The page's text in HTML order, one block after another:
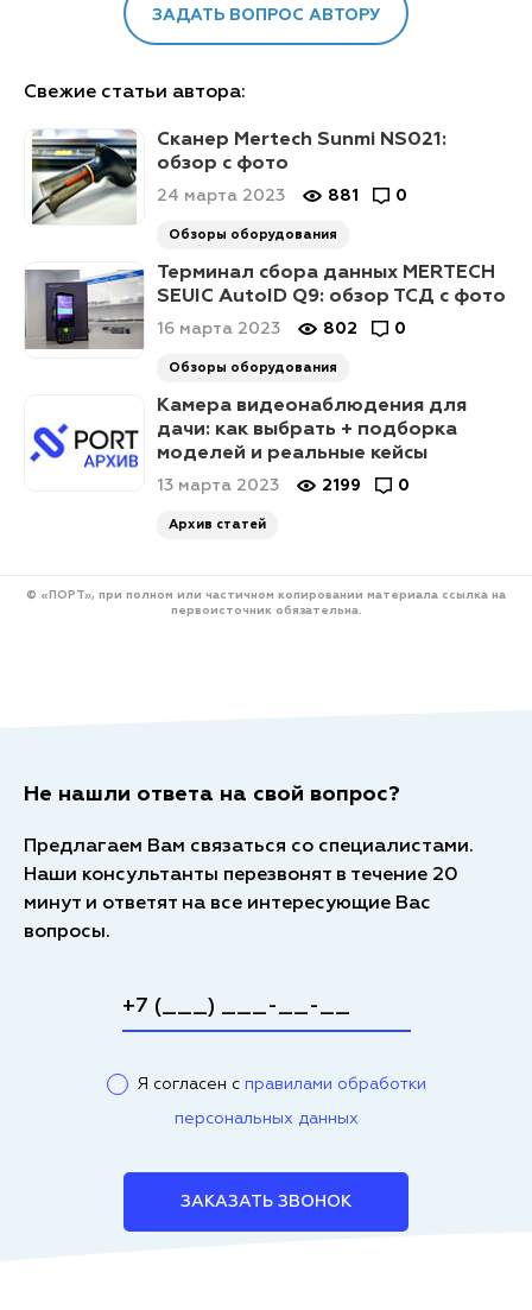
ЗАДАТЬ ВОПРОС АВТОРУ
Свежие статьи автора:
Сканер Mertech Sunmi NS021:
обзор с фото
24 марта 2023 881 0
Обзоры оборудования
Терминал сбора данных MERTECH
SEUIC AutoID Q9: обзор ТСД с фото
16 марта 2023 802 0
Обзоры оборудования
Камера видеонаблюдения для
дачи: как выбрать + подборка
моделей и реальные кейсы
13 марта 2023 2199 0
Архив статей
© «ПОРТ», при полном или частичном копировании материала ссылка на
первоисточник обязательна.
Не нашли ответа на свой вопрос?
Предлагаем Вам связаться со специалистами.
Наши консультанты перезвонят в течение 20
минут и ответят на все интересующие Вас
вопросы.
Я согласен с правилами обработки
персональных данных
ЗАКАЗАТЬ ЗВОНОК